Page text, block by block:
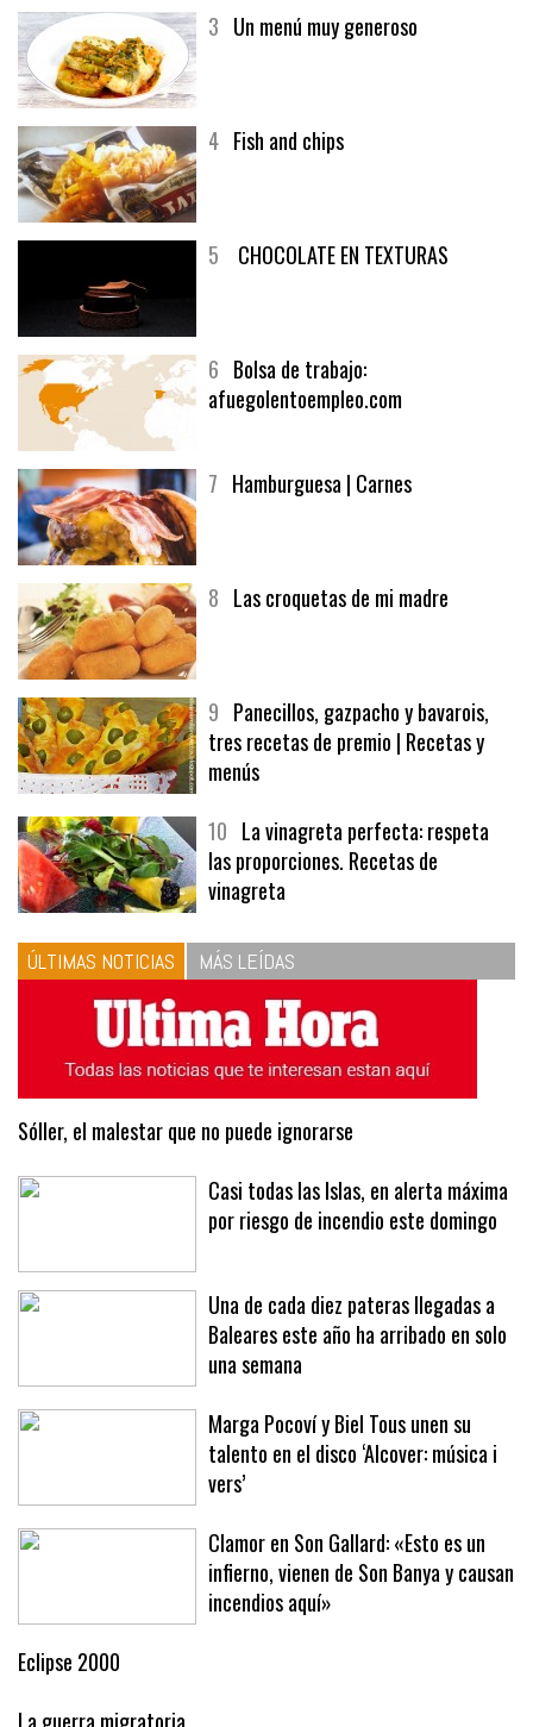
6Bolsa de trabajo:
9Panecillos, gazpacho y bavarois,
tres recetas de premio | Recetas y
menús
10La vinagreta perfecta: respeta
las proporciones. Recetas de
vinagreta
ÚLTIMAS NOTICIAS MÁS LEÍDAS
Sóller, el malestar que no puede ignorarse
Casi todas las Islas, en alerta máxima
Una de cada diez pateras llegadas a
Baleares este año ha arribado en solo
una semana
Marga Pocoví y Biel Tous unen su
talento en el disco ‘Alcover: música i
vers’
Clamor en Son Gallard: «Esto es un
infierno, vienen de Son Banya y causan
Eclipse 2000